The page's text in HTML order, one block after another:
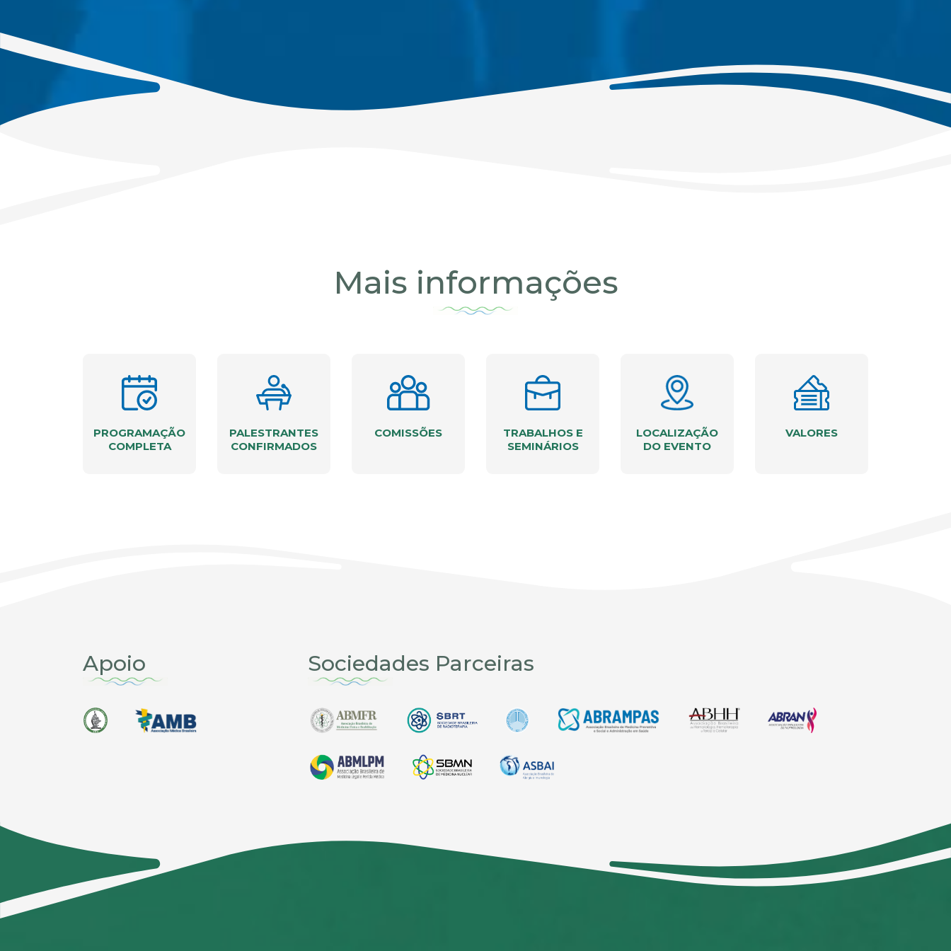
Mais informações
PROGRAMAÇÃO
COMPLETA
PALESTRANTES
CONFIRMADOS
COMISSÕES
TRABALHOS E
SEMINÁRIOS
LOCALIZAÇÃO
DO EVENTO
VALORES
Apoio Sociedades Parceiras